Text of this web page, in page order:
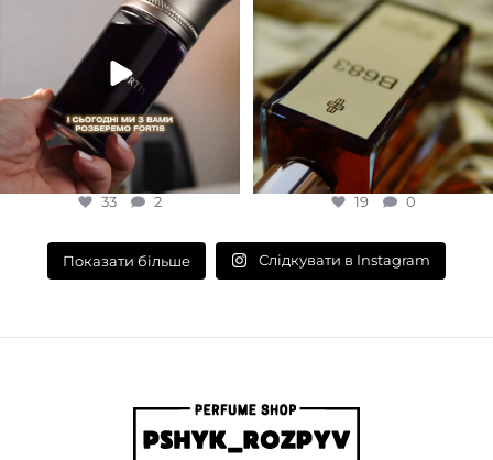
33 2
33 2
19
19 0
Показати більше Слідкувати в Instagram